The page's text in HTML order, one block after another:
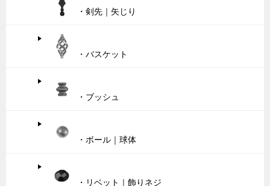
・剣先｜矢じり
・バスケット
・ブッシュ
・ボール｜球体
・リベット｜飾りネジ